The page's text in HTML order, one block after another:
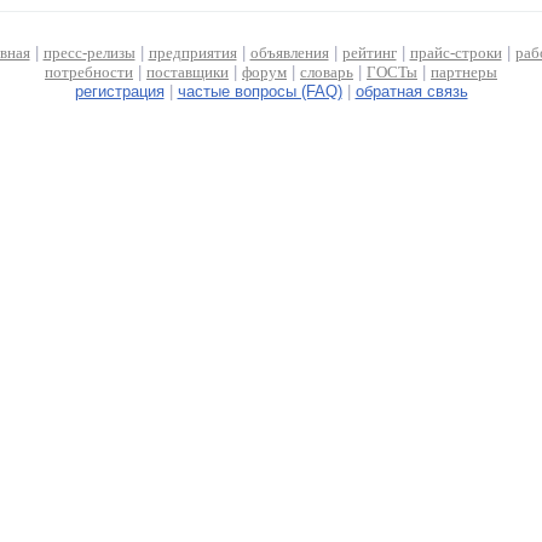
| пресс-релизы предприятия| объявления| рейтинг| прайс-строки|
потребности
поставщики форум словарь ГОСТы
партнеры
регистрация| частые вопросы (FAQ)| обратная связь